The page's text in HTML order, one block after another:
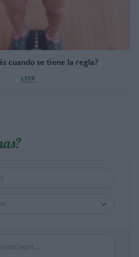
cuando se tiene la regla?
LEER